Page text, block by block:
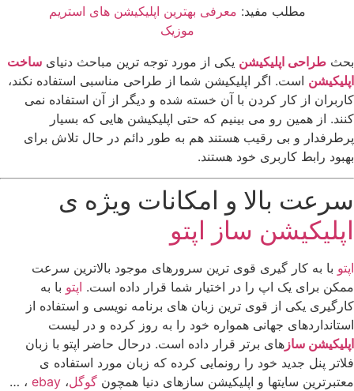
مطلب مفید: معرفی بهترین اپلیکیشن های استریم
موزیک
بحث طراحی اپلیکیشن یکی از مورد توجه ترین مباحث دنیای ساخت
اپلیکیشن است. اگر اپلیکیشن شما از طراحی مناسبی استفاده نکند،
کاربران از کار کردن با آن خسته شده و دیگر از آن استفاده نمی
کنند. از همین رو می بینیم که حتی اپلیکیشن هایی که بسیار
پرطرفدار و بی رقیب هستند هم به طور دائم در حال تلاش برای
بهبود رابط کاربری خود هستند.
سرعت بالا و امکانات ویژه ی
اپلیکیشن ساز اپتو
اپتو با به کار گیری قوی ترین سرورهای موجود بالاترین سرعت
ممکن برای یک اپ را در اختیار شما قرار داده است. اپتو با به
کارگیری یکی از قوی ترین زبان های برنامه نویسی و استفاده از
استانداردهای جهانی همواره خود را به روز کرده و در لیست
اپلیکیشن ساز های برتر قرار داده است. درحال حاضر اپتو با زبان
فلاتر پنل جدید خود را رونمایی کرده که زبان مورد استفاده ی
معتبرترین سایتها و اپلیکیشن سازهای دنیا همچون گوگل، ebay ، …